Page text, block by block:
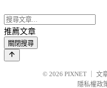
推薦文章
關閉搜尋
© 2026 PIXNET
文
隱私權政